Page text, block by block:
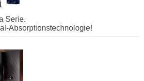
Serie.
Absorptionstechnologie!